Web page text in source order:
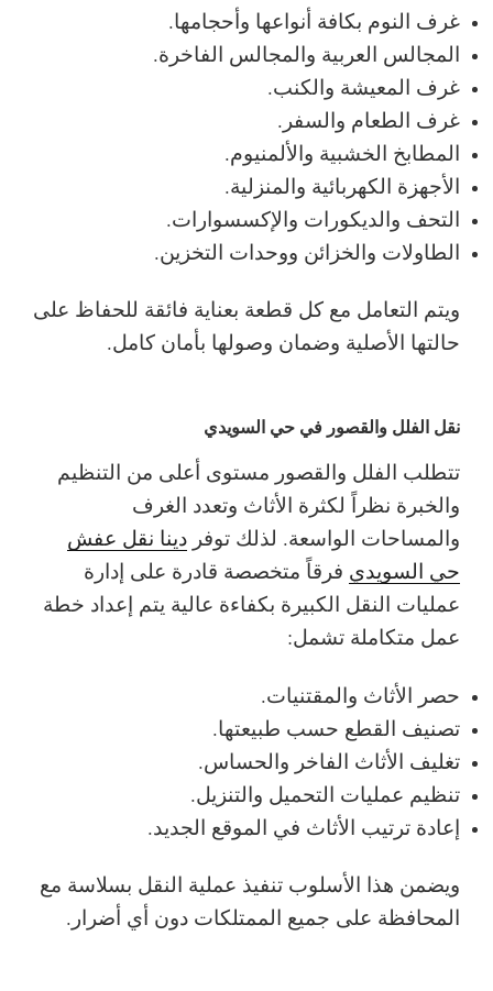
غرف النوم بكافة أنواعها وأحجامها.
المجالس العربية والمجالس الفاخرة.
غرف المعيشة والكنب.
غرف الطعام والسفر.
المطابخ الخشبية والألمنيوم.
الأجهزة الكهربائية والمنزلية.
التحف والديكورات والإكسسوارات.
الطاولات والخزائن ووحدات التخزين.
ويتم التعامل مع كل قطعة بعناية فائقة للحفاظ على
حالتها الأصلية وضمان وصولها بأمان كامل.
نقل الفلل والقصور في حي السويدي
تتطلب الفلل والقصور مستوى أعلى من التنظيم
والخبرة نظراً لكثرة الأثاث وتعدد الغرف
والمساحات الواسعة. لذلك توفر دينا نقل عفش
حي السويدي فرقاً متخصصة قادرة على إدارة
عمليات النقل الكبيرة بكفاءة عالية يتم إعداد خطة
عمل متكاملة تشمل:
حصر الأثاث والمقتنيات.
تصنيف القطع حسب طبيعتها.
تغليف الأثاث الفاخر والحساس.
تنظيم عمليات التحميل والتنزيل.
إعادة ترتيب الأثاث في الموقع الجديد.
ويضمن هذا الأسلوب تنفيذ عملية النقل بسلاسة مع
المحافظة على جميع الممتلكات دون أي أضرار.